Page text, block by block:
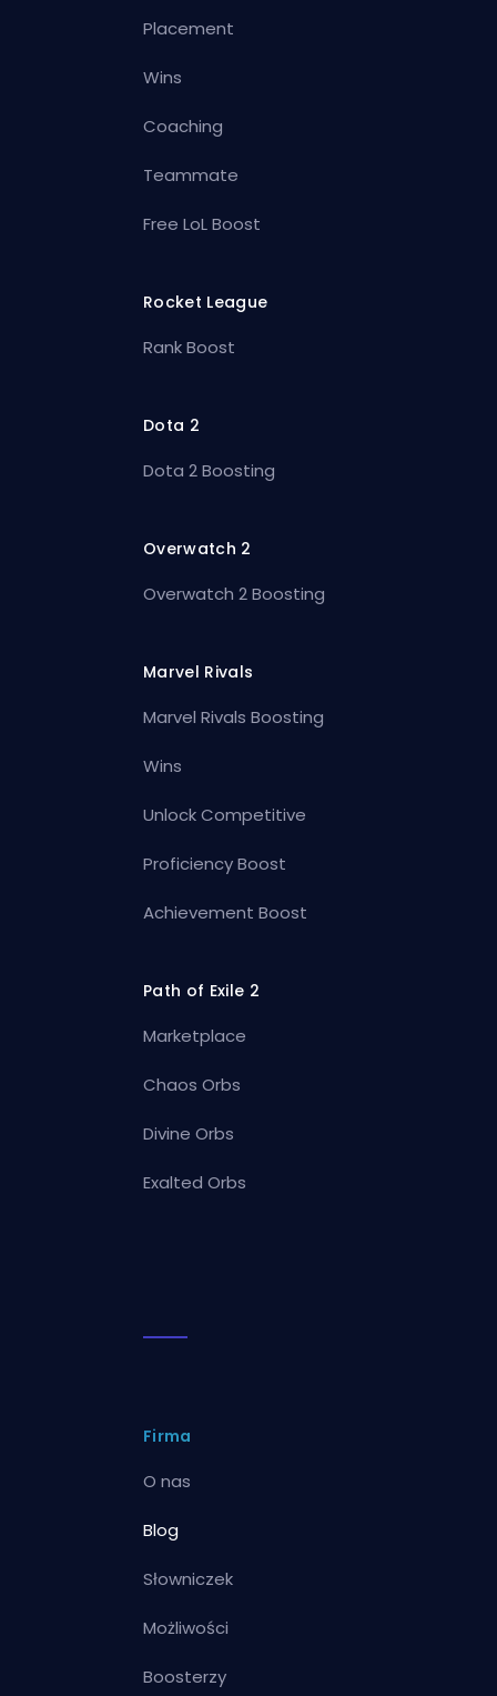
Placement
Wins
Coaching
Teammate
Free LoL Boost
Rocket League
Rank Boost
Dota 2
Dota 2 Boosting
Overwatch 2
Overwatch 2 Boosting
Marvel Rivals
Marvel Rivals Boosting
Wins
Unlock Competitive
Proficiency Boost
Achievement Boost
Path of Exile 2
Marketplace
Chaos Orbs
Divine Orbs
Exalted Orbs
Firma
O nas
Blog
Słowniczek
Możliwości
Boosterzy